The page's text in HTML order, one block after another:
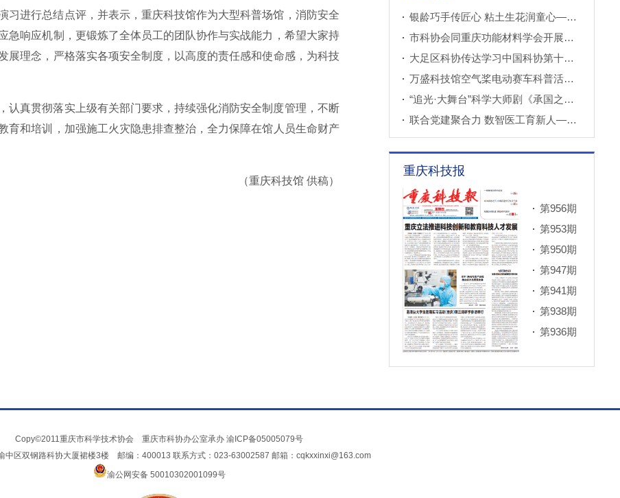
习进行总结点评，并表示，重庆科技馆作为大型科普场馆，消防安全
急响应机制，更锻炼了全体员工的团队协作与实战能力，希望大家持
展理念，严格落实各项安全制度，以高度的责任感和使命感，为科技
认真贯彻落实上级有关部门要求，持续强化消防安全制度管理，不断
育和培训，加强施工火灾隐患排查整治，全力保障在馆人员生命财产
（重庆科技馆 供稿）
银龄巧手传匠心 粘土生花润童心——万盛经开区老科协走进建设社区开展创意粘土手工课
市科协会同重庆功能材料学会开展调研
大足区科协传达学习中国科协第十一次全国代表大会精神
万盛科技馆空气桨电动赛车科普活动进社区
“追光·大舞台”科学大师剧《承国之书》云阳、巫溪巡演成功
联合党建聚合力 数智医工育新人——重庆西部数智医疗研究院开展庆“七一”联合主题党（团）日暨正确政绩观专题学习交流活动
重庆科技报
第956期
第953期
第950期
第947期
第941期
第938期
第936期
Copy©2011重庆市科学技术协会 重庆市科协办公室承办 渝ICP备05005079号
中区双钢路科协大厦裙楼3楼 邮编：400013 联系方式：023-63002587 邮箱：cqkxxinxi@163.com
渝公网安备 50010302001099号